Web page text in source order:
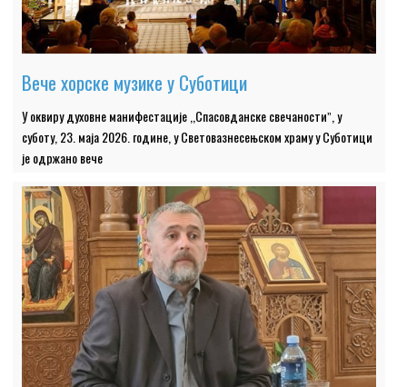
Вече хорске музике у Суботици
У оквиру духовне манифестације ,,Спасовданске свечаностиˮ, у
суботу, 23. маја 2026. године, у Световазнесењском храму у Суботици
је одржано вече